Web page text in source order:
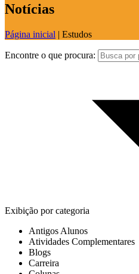
Notícias
Página inicial | Estudos
Encontre o que procura:
Exibição por categoria
Antigos Alunos
Atividades Complementares
Blogs
Carreira